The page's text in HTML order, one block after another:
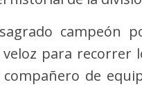
campeón
para recorrer
de